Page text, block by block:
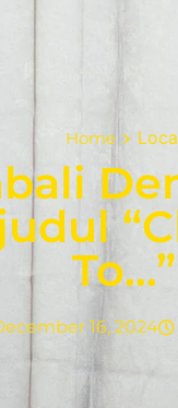
Home
To…”
16, 2024